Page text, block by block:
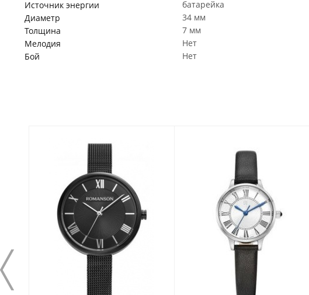
Источник энергии
батарейка
Диаметр
34 мм
Толщина
7 мм
Мелодия
Нет
Бой
Нет